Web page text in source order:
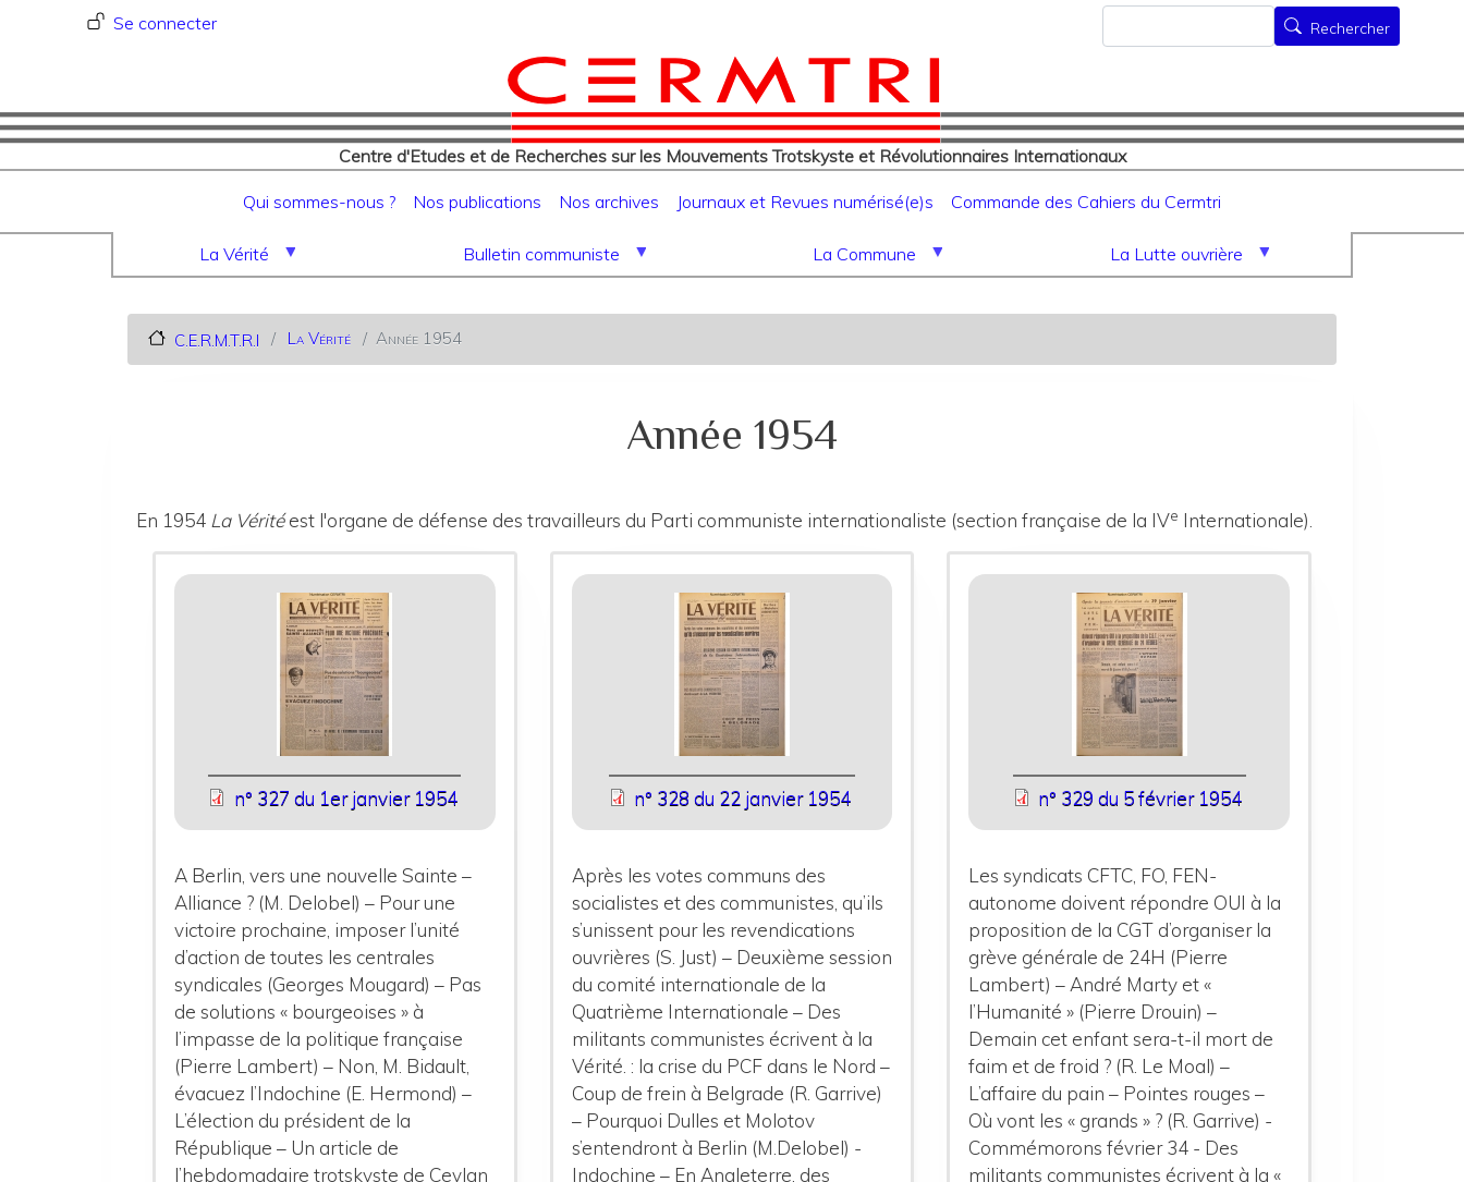
contenu
principal
Menu du compte de l'utilisateur
Se connecter
Centre d'Etudes et de Recherches sur les Mouvements Trotskyste et Révolutionnaires Internationaux
Rechercher
Rechercher
Navigation principale
Qui sommes-nous ? Nos publications Nos archives Journaux et Revues numérisé(e)s Commande des Cahiers du Cermtri
La Vérité Bulletin communiste La Commune La Lutte ouvrière
C.E.R.M.T.R.I La Vérité Année 1954
Année 1954
En 1954 La Véritéest l'organe de défense des travailleurs du Parti communiste internationaliste (section française de la IVe Internationale).
n° 327 du 1er janvier 1954
A Berlin, vers une nouvelle Sainte –
Alliance ? (M. Delobel) – Pour une
victoire prochaine, imposer l’unité
d’action de toutes les centrales
syndicales (Georges Mougard) – Pas
de solutions « bourgeoises » à
l’impasse de la politique française
(Pierre Lambert) – Non, M. Bidault,
évacuez l’Indochine (E. Hermond) –
L’élection du président de la
République – Un article de
l’hebdomadaire trotskyste de Ceylan
n° 328 du 22 janvier 1954
Après les votes communs des
socialistes et des communistes, qu’ils
s’unissent pour les revendications
ouvrières (S. Just) – Deuxième session
du comité internationale de la
Quatrième Internationale – Des
militants communistes écrivent à la
Vérité. : la crise du PCF dans le Nord –
Coup de frein à Belgrade (R. Garrive)
– Pourquoi Dulles et Molotov
s’entendront à Berlin (M.Delobel) -
Indochine – En Angleterre, des
n° 329 du 5 février 1954
Les syndicats CFTC, FO, FEN-
autonome doivent répondre OUI à la
proposition de la CGT d’organiser la
grève générale de 24H (Pierre
Lambert) – André Marty et «
l’Humanité » (Pierre Drouin) –
Demain cet enfant sera-t-il mort de
faim et de froid ? (R. Le Moal) –
L’affaire du pain – Pointes rouges –
Où vont les « grands » ? (R. Garrive) -
Commémorons février 34 - Des
militants communistes écrivent à la «